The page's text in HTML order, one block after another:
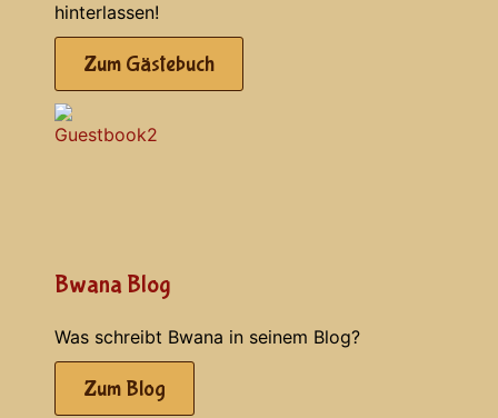
hinterlassen!
Zum Gästebuch
Bwana Blog
Was schreibt Bwana in seinem Blog?
Zum Blog